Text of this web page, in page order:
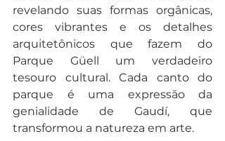
revelando suas formas orgânicas,
cores vibrantes e os detalhes
arquitetônicos que fazem do
Parque Güell um verdadeiro
tesouro cultural. Cada canto do
parque é uma expressão da
genialidade de Gaudí, que
transformou a natureza em arte.